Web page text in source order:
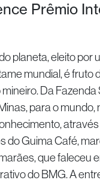
Prêmio
eleito por
mundial, é fruto
Da
para o
do Guima Café,
que faleceu
do BMG. A